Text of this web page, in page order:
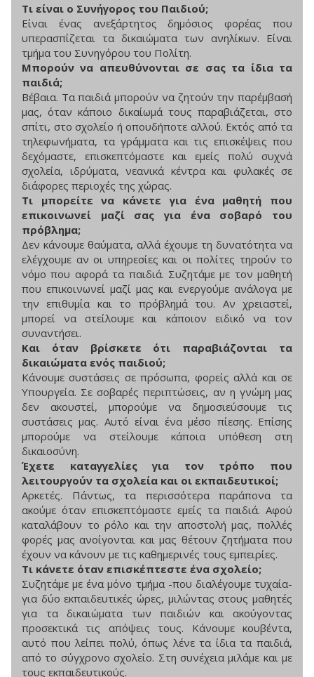
Τι είναι ο Συνήγορος του Παιδιού;
Είναι ένας ανεξάρτητος δημόσιος φορέας που
υπερασπίζεται τα δικαιώματα των ανηλίκων. Είναι
τμήμα του Συνηγόρου του Πολίτη.
Μπορούν να απευθύνονται σε σας τα ίδια τα
παιδιά;
Βέβαια. Τα παιδιά μπορούν να ζητούν την παρέμβασή
μας, όταν κάποιο δικαίωμά τους παραβιάζεται, στο
σπίτι, στο σχολείο ή οπουδήποτε αλλού. Εκτός από τα
τηλεφωνήματα, τα γράμματα και τις επισκέψεις που
δεχόμαστε, επισκεπτόμαστε και εμείς πολύ συχνά
σχολεία, ιδρύματα, νεανικά κέντρα και φυλακές σε
διάφορες περιοχές της χώρας.
Τι μπορείτε να κάνετε για ένα μαθητή που
επικοινωνεί μαζί σας για ένα σοβαρό του
πρόβλημα;
Δεν κάνουμε θαύματα, αλλά έχουμε τη δυνατότητα να
ελέγχουμε αν οι υπηρεσίες και οι πολίτες τηρούν το
νόμο που αφορά τα παιδιά. Συζητάμε με τον μαθητή
που επικοινωνεί μαζί μας και ενεργούμε ανάλογα με
την επιθυμία και το πρόβλημά του. Αν χρειαστεί,
μπορεί να στείλουμε και κάποιον ειδικό να τον
συναντήσει.
Και όταν βρίσκετε ότι παραβιάζονται τα
δικαιώματα ενός παιδιού;
Κάνουμε συστάσεις σε πρόσωπα, φορείς αλλά και σε
Υπουργεία. Σε σοβαρές περιπτώσεις, αν η γνώμη μας
δεν ακουστεί, μπορούμε να δημοσιεύσουμε τις
συστάσεις μας. Αυτό είναι ένα μέσο πίεσης. Επίσης
μπορούμε να στείλουμε κάποια υπόθεση στη
δικαιοσύνη.
Έχετε καταγγελίες για τον τρόπο που
λειτουργούν τα σχολεία και οι εκπαιδευτικοί;
Αρκετές. Πάντως, τα περισσότερα παράπονα τα
ακούμε όταν επισκεπτόμαστε εμείς τα παιδιά. Αφού
καταλάβουν το ρόλο και την αποστολή μας, πολλές
φορές μας ανοίγονται και μας θέτουν ζητήματα που
έχουν να κάνουν με τις καθημερινές τους εμπειρίες.
Τι κάνετε όταν επισκέπτεστε ένα σχολείο;
Συζητάμε με ένα μόνο τμήμα -που διαλέγουμε τυχαία-
για δύο εκπαιδευτικές ώρες, μιλώντας στους μαθητές
για τα δικαιώματα των παιδιών και ακούγοντας
προσεκτικά τις απόψεις τους. Κάνουμε κουβέντα,
αυτό που λείπει πολύ, όπως λένε τα ίδια τα παιδιά,
από το σύγχρονο σχολείο. Στη συνέχεια μιλάμε και με
τους εκπαιδευτικούς.